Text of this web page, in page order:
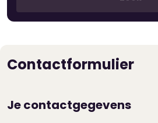
Contactformulier
Je contactgegevens